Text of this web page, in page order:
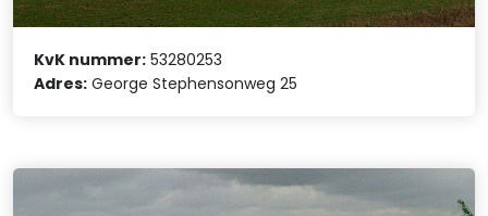
KvK nummer: 53280253
Adres: George Stephensonweg 25